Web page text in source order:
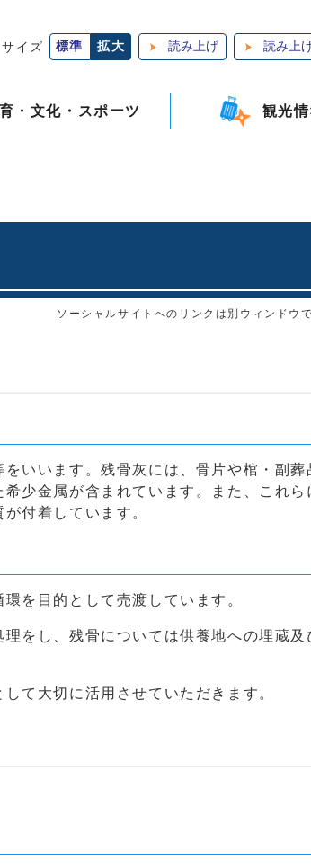
イズ 標準 拡大 読み上げ 読み上
・文化・スポーツ 観光情
ソーシャルサイトへのリンクは別ウィンドウ
いいます。残骨灰には、骨片や棺・副葬
少金属が含まれています。また、これら
付着しています。
を目的として売渡しています。
をし、残骨については供養地への埋蔵及
て大切に活用させていただきます。